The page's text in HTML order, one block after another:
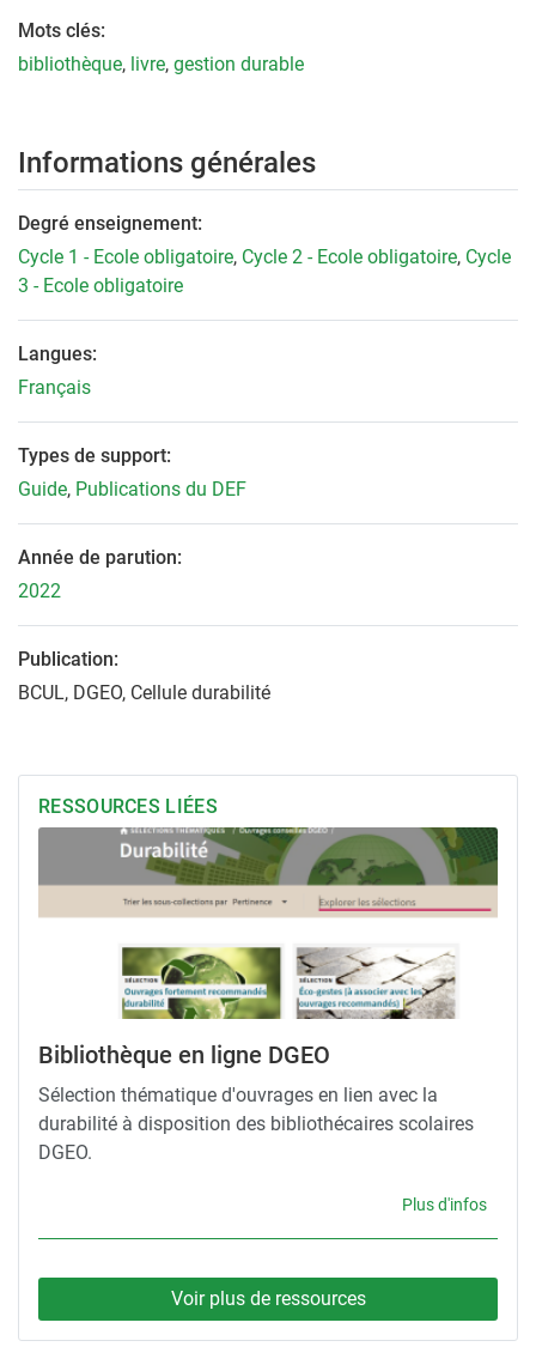
Mots clés:
bibliothèque, livre, gestion durable
Informations générales
Degré enseignement:
Cycle 1 - Ecole obligatoire, Cycle 2 - Ecole obligatoire, Cycle
3 - Ecole obligatoire
Langues:
Français
Types de support:
Guide, Publications du DEF
Année de parution:
2022
Publication:
BCUL, DGEO, Cellule durabilité
RESSOURCES LIÉES
Bibliothèque en ligne DGEO
Sélection thématique d'ouvrages en lien avec la
durabilité à disposition des bibliothécaires scolaires
DGEO.
Plus d'infos
Voir plus de ressources